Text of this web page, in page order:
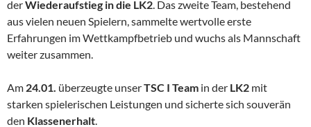
derWiederaufstieg in die LK2. Das zweite Team, bestehend
aus vielen neuen Spielern, sammelte wertvolle erste
Erfahrungen im Wettkampfbetrieb und wuchs als Mannschaft
weiter zusammen.
Am 24.01. überzeugte unserTSC I Team in der LK2 mit
starken spielerischen Leistungen und sicherte sich souverän
den Klassenerhalt.